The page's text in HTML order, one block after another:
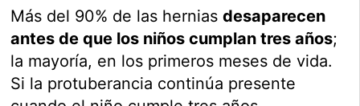
Más del 90% de las herniasdesaparecen
antes de que los niños cumplan tres años;
la mayoría, en los primeros meses de vida.
Si la protuberancia continúa presente